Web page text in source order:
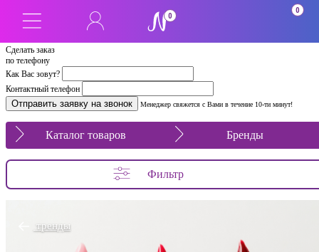
Сделать заказ
по телефону
Как Вас зовут?
Контактный телефон
Менеджер свяжется с Вами в течение 10-ти минут!
0
0
Каталог товаров Бренды
Фильтр
тренды